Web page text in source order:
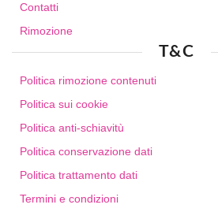
Contatti
Rimozione
T&C
Politica rimozione contenuti
Politica sui cookie
Politica anti-schiavitù
Politica conservazione dati
Politica trattamento dati
Termini e condizioni